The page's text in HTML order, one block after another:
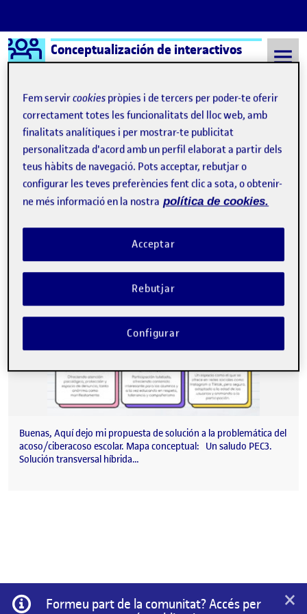
Saltar al contingut
Logo Ágora
Conceptualización de interactivos
Semestre 20222 - Aula 1 9 Maig, 2023
9 Maig, 2023
Publicat per
Antonio Jesus Quesada Puch
Data de publicació
-comentariel PEC3. Solución transversal
Buenas, Aquí dejo mi propuesta de solución a la problemática del
acoso/ciberacoso escolar. Mapa conceptual: Un saludo PEC3.
Solución transversal híbrida…
Informació
Formeu part de la comunitat? Accés per
×
Fem servircookies pròpies i de tercers per poder-te oferir
correctament totes les funcionalitats del lloc web, amb
finalitats analítiques i per mostrar-te publicitat
personalitzada d'acord amb un perfil elaborat a partir dels
teus hàbits de navegació. Pots acceptar, rebutjar o
configurar les teves preferències fent clic a sota, o obtenir-
ne més informació en la nostra política de cookies.
Rebutjar
Acceptar
Configurar